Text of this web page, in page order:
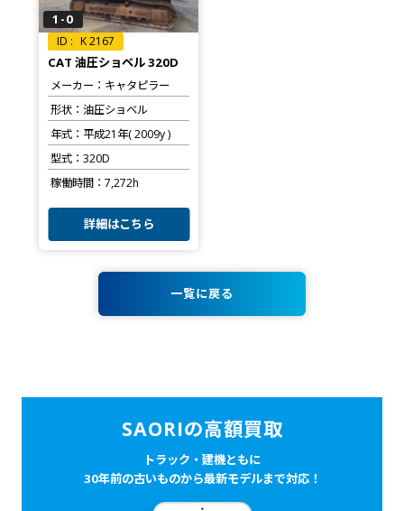
1-0
K 2167
CAT 油圧ショベル 320D
メーカー
キャタピラー
形状
油圧ショベル
年式
平成21年( 2009y )
型式
320D
稼働時間
7,272h
詳細はこちら
一覧に戻る
SAORIの高額買取
トラック・建機ともに
30年前の古いものから最新モデルまで対応！